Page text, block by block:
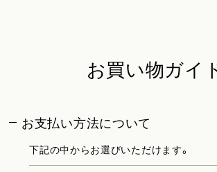
お買い物ガイ
お支払い方法について
下記の中からお選びいただけます。